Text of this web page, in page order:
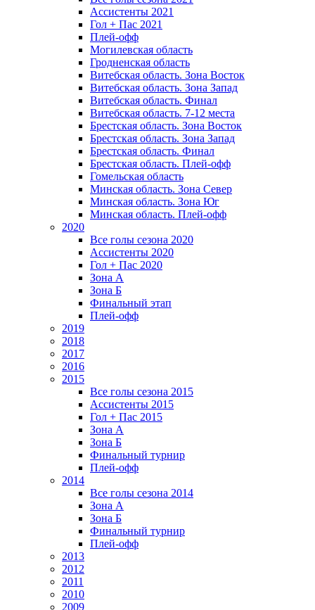
Ассистенты 2021
Гол + Пас 2021
Плей-офф
Могилевская область
Гродненская область
Витебская область. Зона Восток
Витебская область. Зона Запад
Витебская область. Финал
Витебская область. 7-12 места
Брестская область. Зона Восток
Брестская область. Зона Запад
Брестская область. Финал
Брестская область. Плей-офф
Гомельская область
Минская область. Зона Север
Минская область. Зона Юг
Минская область. Плей-офф
2020
Все голы сезона 2020
Ассистенты 2020
Гол + Пас 2020
Зона А
Зона Б
Финальный этап
Плей-офф
2019
2018
2017
2016
2015
Все голы сезона 2015
Ассистенты 2015
Гол + Пас 2015
Зона А
Зона Б
Финальный турнир
Плей-офф
2014
Все голы сезона 2014
Зона А
Зона Б
Финальный турнир
Плей-офф
2013
2012
2011
2010
2009